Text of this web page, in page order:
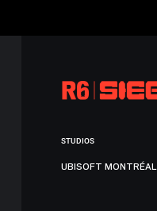
STUDIOS
UBISOFT MONTRÉAL